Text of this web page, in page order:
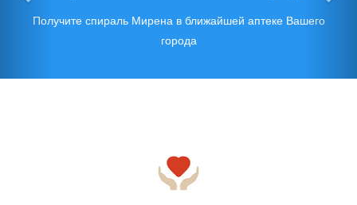
Получите спираль Мирена в ближайшей аптеке Вашего
города